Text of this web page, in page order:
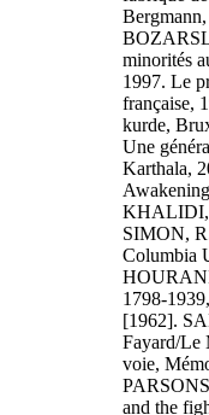
minorités
1997. Le
française,
kurde,
Une
Karthala,
KHALIDI,
SIMON,
Columbia
1798-
[1962].
Fayard/Le
voie,
and the